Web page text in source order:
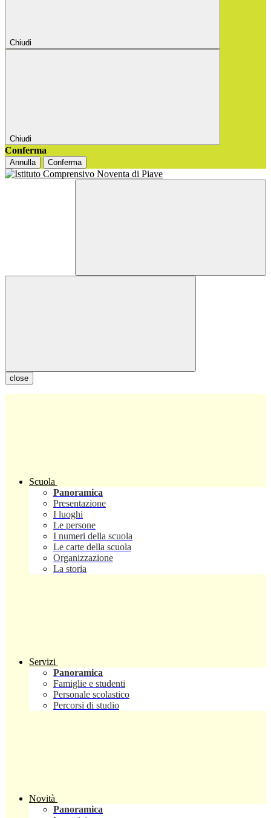
Chiudi
Chiudi
Conferma
Annulla Conferma
close
Scuola
Panoramica
Presentazione
I luoghi
Le persone
I numeri della scuola
Le carte della scuola
Organizzazione
La storia
Servizi
Panoramica
Famiglie e studenti
Personale scolastico
Percorsi di studio
Novità
Panoramica